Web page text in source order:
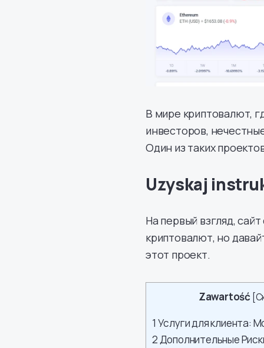
В мире криптовалют,
инвесторов,
Один из таких
Uzyskaj
На первый взгляд,
криптовалют, но
этот проект.
Zawartość [
1 Услуги для клиента:
2Дополнительные